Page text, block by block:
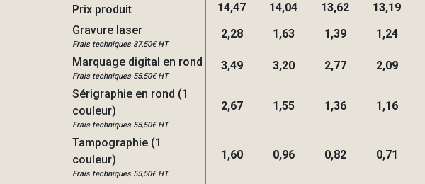
Prix produit 14,47 14,04 13,62 13,19
Gravure laser
Frais techniques 37,50€ HT
2,28 1,63 1,39 1,24
Marquage digital en rond
Frais techniques 55,50€ HT
3,49 3,20 2,77 2,09
Sérigraphie en rond (1
couleur)
Frais techniques 55,50€ HT
2,67 1,55 1,36 1,16
Tampographie (1
couleur)
Frais techniques 55,50€ HT
1,60 0,96 0,82 0,71